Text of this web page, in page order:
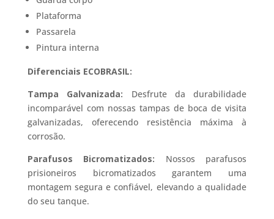
Plataforma
Passarela
Pintura interna
Diferenciais ECOBRASIL:
Tampa Galvanizada: Desfrute da durabilidade
incomparável com nossas tampas de boca de visita
galvanizadas, oferecendo resistência máxima à
corrosão.
Parafusos Bicromatizados:
Nossos parafusos
prisioneiros bicromatizados garantem uma
montagem segura e confiável, elevando a qualidade
do seu tanque.